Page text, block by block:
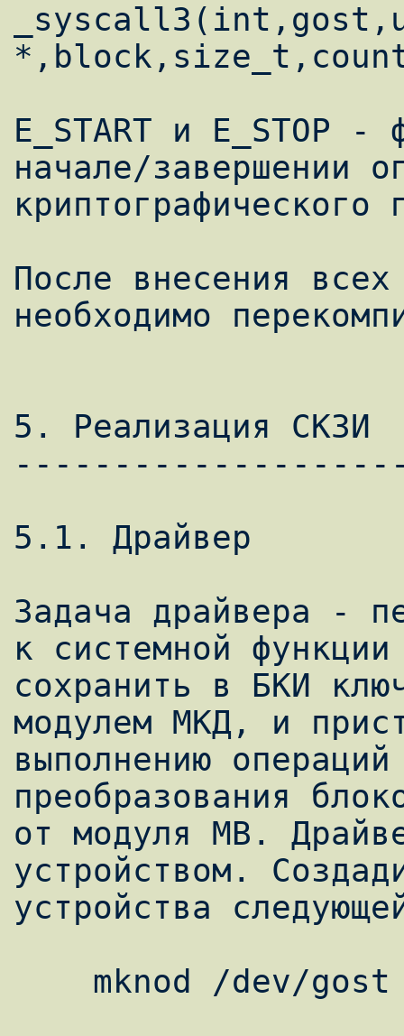
E_START и E_STOP
начале/завершении
криптографического
После внесения
необходимо
5. Реализация СКЗИ
5.1. Драйвер
Задача драйвера -
к системной
сохранить в БКИ
модулем МКД, и
выполнению
преобразования
от модуля МВ.
устройством.
устройства